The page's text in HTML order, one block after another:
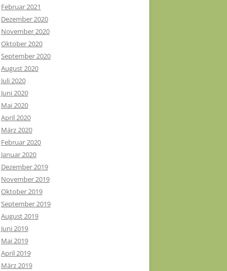
Februar 2021
Dezember 2020
November 2020
Oktober 2020
September 2020
August 2020
Juli 2020
Juni 2020
Mai 2020
April 2020
März 2020
Februar 2020
Januar 2020
Dezember 2019
November 2019
Oktober 2019
September 2019
August 2019
Juni 2019
Mai 2019
April 2019
März 2019